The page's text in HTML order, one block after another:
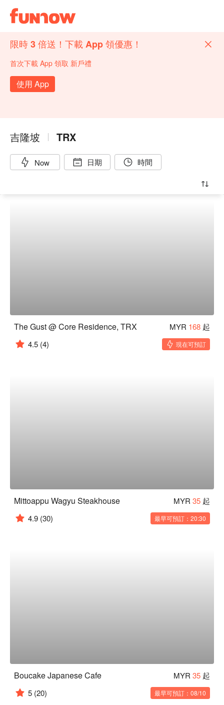
限時 3 倍送！下載 App 領優惠！
首次下載 App 領取 新戶禮
使用 App
吉隆坡 TRX
Now 日期 時間
The Gust @ Core Residence, TRX MYR 168 起
4.5 (4) 現在可預訂
Mittoappu Wagyu Steakhouse MYR 35 起
4.9 (30) 最早可預訂：20:30
Boucake Japanese Cafe MYR 35 起
5 (20) 最早可預訂：08/10